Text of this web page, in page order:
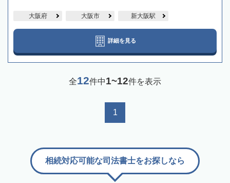
大阪府 大阪市 新大阪駅
詳細を見る
全12件中1~12件を表示
1
相続対応可能な司法書士をお探しなら